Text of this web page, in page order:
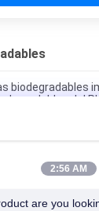
biodegradables
del
plásticos
de
biodegradables
2:56 AM
are you